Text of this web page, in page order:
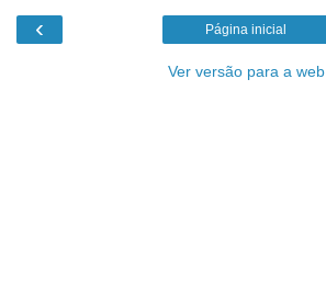
‹ Página inicial
Ver versão para a web